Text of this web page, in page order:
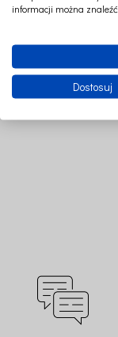
informacji można znaleźć
Dostosuj